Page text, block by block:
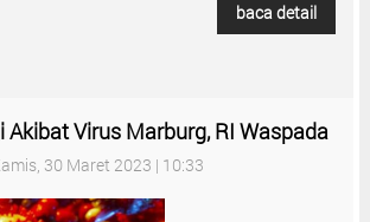
baca detail
Virus Marburg, RI Waspada
30 Maret 2023 | 10:33